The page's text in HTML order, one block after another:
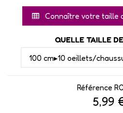
Connaître votre taille
QUELLE TAILLE
Référence
5,99